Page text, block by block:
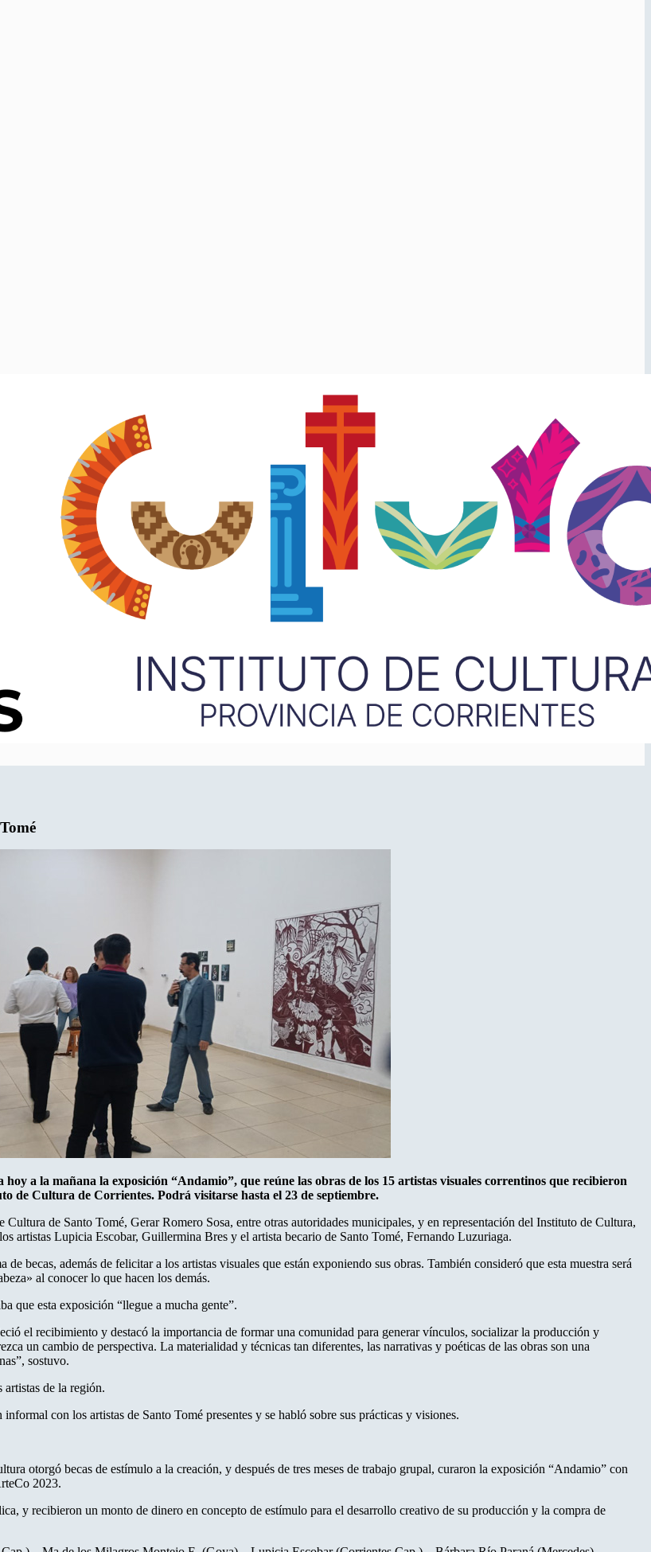
a la mañana la exposición “Andamio”, que reúne las obras de los 15 artistas visuales correntinos que recibieron
de Cultura de Corrientes. Podrá visitarse hasta el 23 de septiembre.
de Santo Tomé, Gerar Romero Sosa, entre otras autoridades municipales, y en representación del Instituto de Cultura,
artistas Lupicia Escobar, Guillermina Bres y el artista becario de Santo Tomé, Fernando Luzuriaga.
becas, además de felicitar a los artistas visuales que están exponiendo sus obras. También consideró que esta muestra será
al conocer lo que hacen los demás.
que esta exposición “llegue a mucha gente”.
el recibimiento y destacó la importancia de formar una comunidad para generar vínculos, socializar la producción y
un cambio de perspectiva. La materialidad y técnicas tan diferentes, las narrativas y poéticas de las obras son una
sostuvo.
de la región.
con los artistas de Santo Tomé presentes y se habló sobre sus prácticas y visiones.
otorgó becas de estímulo a la creación, y después de tres meses de trabajo grupal, curaron la exposición “Andamio” con
2023.
y recibieron un monto de dinero en concepto de estímulo para el desarrollo creativo de su producción y la compra de